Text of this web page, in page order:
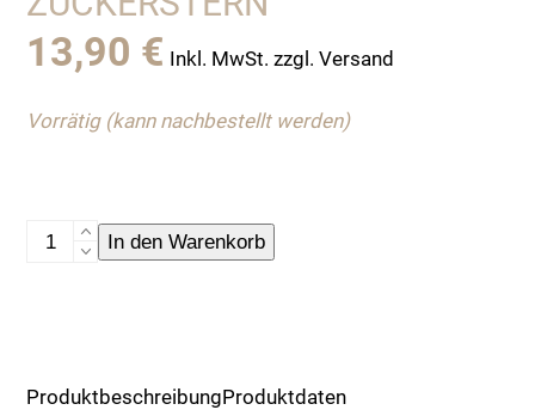
13,90 € Inkl. MwSt. zzgl. Versand
Vorrätig (kann nachbestellt werden)
Geschirrtuch
zuckerstern
In den Warenkorb
ProduktbeschreibungProduktdaten